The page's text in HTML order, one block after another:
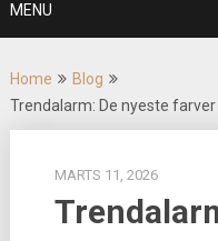
MENU
Home
Blog
Trendalarm: De nyeste
MARTS 11, 2026